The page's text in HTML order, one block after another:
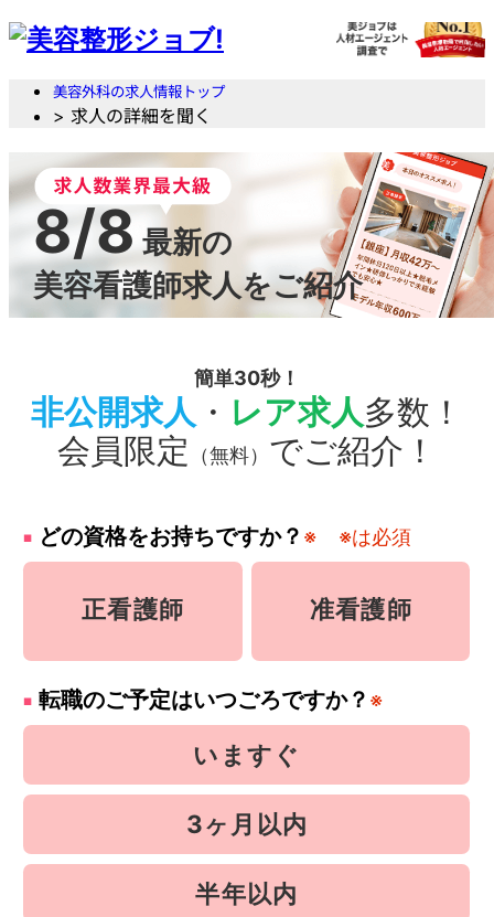
美容外科の求人情報トップ
> 求人の詳細を聞く
8/8最新の
美容看護師求人をご紹介
簡単30秒！
非公開求人 ・ レア求人多数！
会員限定
（無料） でご紹介！
どの資格をお持ちですか？ ※ ※は必須
正看護師 准看護師
転職のご予定はいつごろですか？ ※
いますぐ
3ヶ月以内
半年以内